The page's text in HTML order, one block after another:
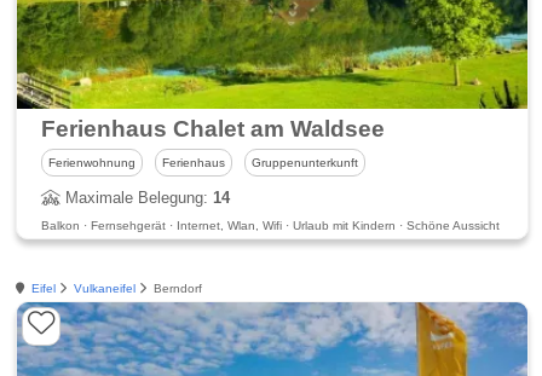
Ferienhaus Chalet am Waldsee
Ferienwohnung Ferienhaus Gruppenunterkunft
Maximale Belegung:14
Balkon · Fernsehgerät · Internet, Wlan, Wifi · Urlaub mit Kindern · Schöne Aussicht
Eifel Vulkaneifel Berndorf